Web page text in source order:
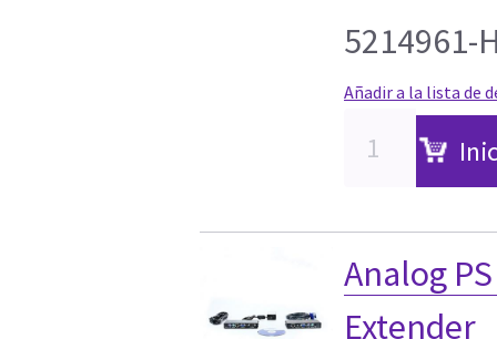
5214961-
Añadir a la lista de
Analog
Extender